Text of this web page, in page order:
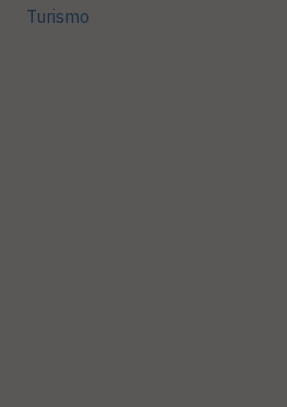
Turismo